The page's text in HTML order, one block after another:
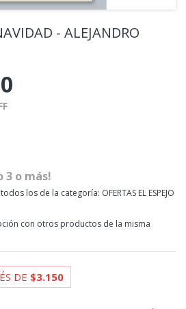
- ALEJANDRO
3 o más!
los de la categoría: OFERTAS EL ESPEJO
con otros productos de la misma
DE $3.150